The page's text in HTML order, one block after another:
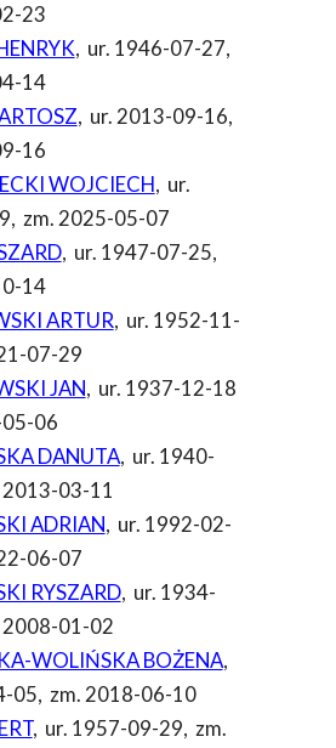
23
, ur. 1946-07-27,
14
, ur. 2013-09-16,
16
WOJCIECH, ur.
, zm. 2025-05-07
, ur. 1947-07-25,
14
ARTUR, ur. 1952-11-
07-29
JAN, ur. 1937-12-18
06
DANUTA, ur. 1940-
2013-03-11
ADRIAN, ur. 1992-02-
06-07
RYSZARD, ur. 1934-
2008-01-02
WOLIŃSKA BOŻENA,
05, zm. 2018-06-10
, ur. 1957-09-29, zm.